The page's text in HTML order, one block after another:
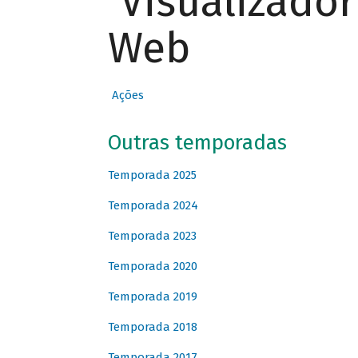
Web
Ações
Outras temporadas
Temporada 2025
Temporada 2024
Temporada 2023
Temporada 2020
Temporada 2019
Temporada 2018